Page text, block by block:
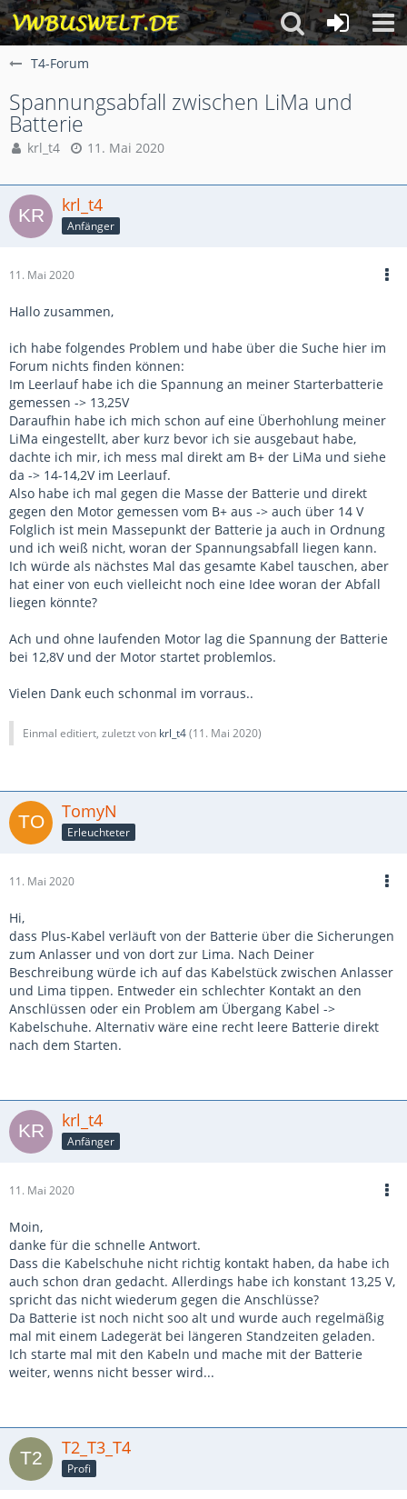
T4-Forum
Spannungsabfall zwischen LiMa und
Batterie
krl_t4 11. Mai 2020
krl_t4
Anfänger
11. Mai 2020
Hallo zusammen,
ich habe folgendes Problem und habe über die Suche hier im
Forum nichts finden können:
Im Leerlauf habe ich die Spannung an meiner Starterbatterie
gemessen -> 13,25V
Daraufhin habe ich mich schon auf eine Überhohlung meiner
LiMa eingestellt, aber kurz bevor ich sie ausgebaut habe,
dachte ich mir, ich mess mal direkt am B+ der LiMa und siehe
da -> 14-14,2V im Leerlauf.
Also habe ich mal gegen die Masse der Batterie und direkt
gegen den Motor gemessen vom B+ aus -> auch über 14 V
Folglich ist mein Massepunkt der Batterie ja auch in Ordnung
und ich weiß nicht, woran der Spannungsabfall liegen kann.
Ich würde als nächstes Mal das gesamte Kabel tauschen, aber
hat einer von euch vielleicht noch eine Idee woran der Abfall
liegen könnte?
Ach und ohne laufenden Motor lag die Spannung der Batterie
bei 12,8V und der Motor startet problemlos.
Vielen Dank euch schonmal im vorraus..
Einmal editiert, zuletzt von krl_t4(11. Mai 2020)
TomyN
Erleuchteter
11. Mai 2020
Hi,
dass Plus-Kabel verläuft von der Batterie über die Sicherungen
zum Anlasser und von dort zur Lima. Nach Deiner
Beschreibung würde ich auf das Kabelstück zwischen Anlasser
und Lima tippen. Entweder ein schlechter Kontakt an den
Anschlüssen oder ein Problem am Übergang Kabel ->
Kabelschuhe. Alternativ wäre eine recht leere Batterie direkt
nach dem Starten.
krl_t4
Anfänger
11. Mai 2020
Moin,
danke für die schnelle Antwort.
Dass die Kabelschuhe nicht richtig kontakt haben, da habe ich
auch schon dran gedacht. Allerdings habe ich konstant 13,25 V,
spricht das nicht wiederum gegen die Anschlüsse?
Da Batterie ist noch nicht soo alt und wurde auch regelmäßig
mal mit einem Ladegerät bei längeren Standzeiten geladen.
Ich starte mal mit den Kabeln und mache mit der Batterie
weiter, wenns nicht besser wird...
T2_T3_T4
Profi